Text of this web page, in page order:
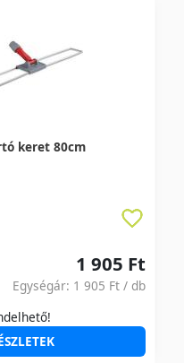
keret 80cm
1 905 Ft
Egységár: 1 905 Ft / db